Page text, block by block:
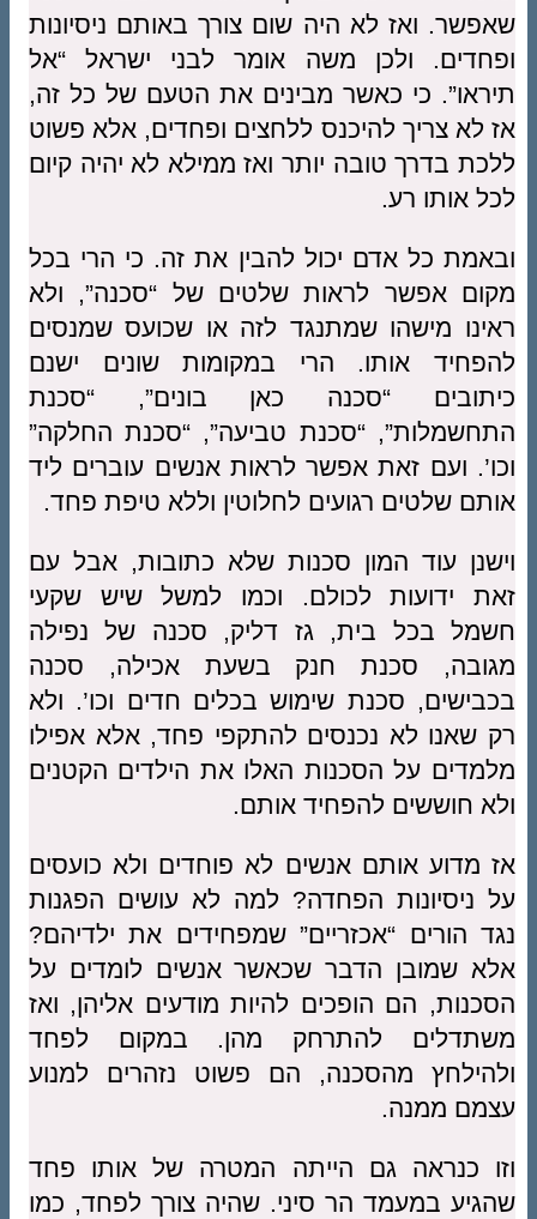
שאפשר. ואז לא היה שום צורך באותם ניסיונות
ופחדים. ולכן משה אומר לבני ישראל “אל
תיראו”. כי כאשר מבינים את הטעם של כל זה,
אז לא צריך להיכנס ללחצים ופחדים, אלא פשוט
ללכת בדרך טובה יותר ואז ממילא לא יהיה קיום
לכל אותו רע.
ובאמת כל אדם יכול להבין את זה. כי הרי בכל
מקום אפשר לראות שלטים של “סכנה”, ולא
ראינו מישהו שמתנגד לזה או שכועס שמנסים
להפחיד אותו. הרי במקומות שונים ישנם
כיתובים “סכנה כאן בונים”, “סכנת
התחשמלות”, “סכנת טביעה”, “סכנת החלקה”
וכו’. ועם זאת אפשר לראות אנשים עוברים ליד
אותם שלטים רגועים לחלוטין וללא טיפת פחד.
וישנן עוד המון סכנות שלא כתובות, אבל עם
זאת ידועות לכולם. וכמו למשל שיש שקעי
חשמל בכל בית, גז דליק, סכנה של נפילה
מגובה, סכנת חנק בשעת אכילה, סכנה
בכבישים, סכנת שימוש בכלים חדים וכו’. ולא
רק שאנו לא נכנסים להתקפי פחד, אלא אפילו
מלמדים על הסכנות האלו את הילדים הקטנים
ולא חוששים להפחיד אותם.
אז מדוע אותם אנשים לא פוחדים ולא כועסים
על ניסיונות הפחדה? למה לא עושים הפגנות
נגד הורים “אכזריים” שמפחידים את ילדיהם?
אלא שמובן הדבר שכאשר אנשים לומדים על
הסכנות, הם הופכים להיות מודעים אליהן, ואז
משתדלים להתרחק מהן. במקום לפחד
ולהילחץ מהסכנה, הם פשוט נזהרים למנוע
עצמם ממנה.
וזו כנראה גם הייתה המטרה של אותו פחד
שהגיע במעמד הר סיני. שהיה צורך לפחד, כמו